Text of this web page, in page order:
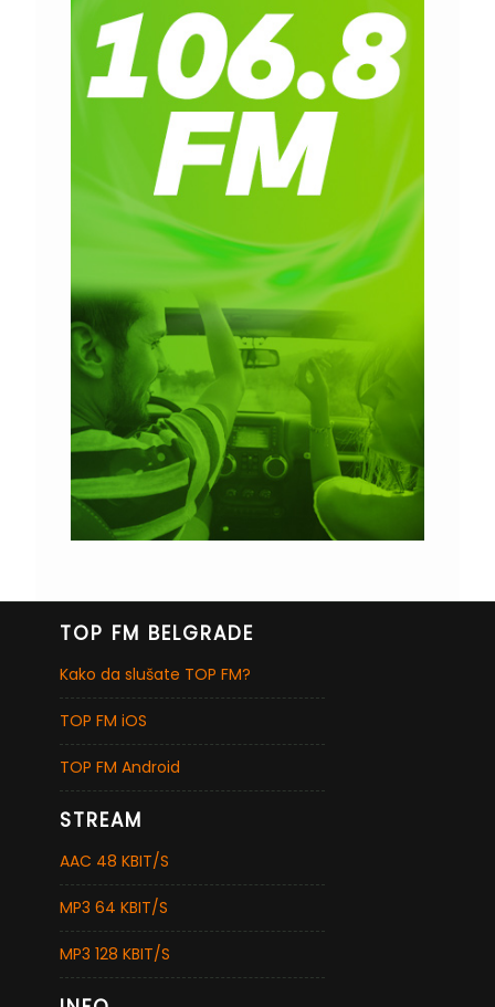
TOP FM BELGRADE
Kako da slušate TOP FM?
TOP FM iOS
TOP FM Android
STREAM
AAC 48 KBIT/S
MP3 64 KBIT/S
MP3 128 KBIT/S